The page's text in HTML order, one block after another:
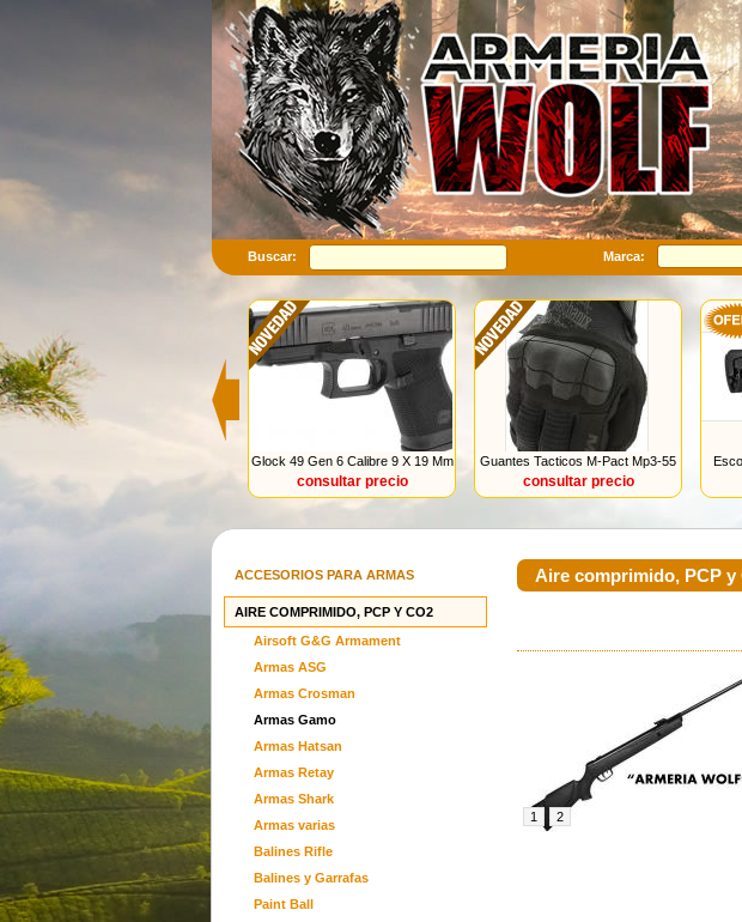
Buscar: Marca:
Glock 49 Gen 6 Calibre 9 X 19 Mm
consultar precio
Guantes Tacticos M-Pact Mp3-55
consultar precio
Ruger Lc 45 Carbine
Sig Sauer P365 X Macro Tacops
9mm
u$s 2200.00
ACCESORIOS PARA ARMAS
AIRE COMPRIMIDO, PCP Y CO2
Airsoft G&G Armament
Armas ASG
Armas Crosman
Armas Gamo
Armas Hatsan
Armas Retay
Armas Shark
Armas varias
Balines Rifle
Balines y Garrafas
Paint Ball
Aire comprimido, PCP y
1 2